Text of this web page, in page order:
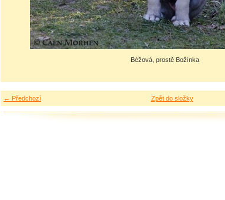
Béžová, prostě Božínka
← Předchozí Zpět do složky